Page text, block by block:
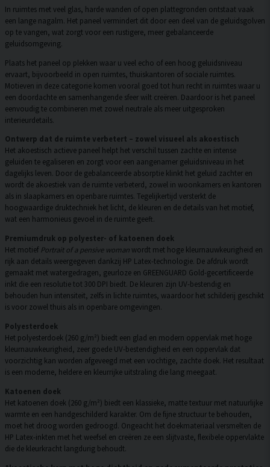
In ruimtes met veel glas, harde wanden of open plattegronden ontstaat vaak
een lange nagalm. Het paneel vermindert dit door een deel van de geluidsgolven
op te vangen, wat zorgt voor een rustigere, meer gebalanceerde
geluidsomgeving.
Plaats het paneel op plekken waar u veel echo of een hoog geluidsniveau
ervaart, bijvoorbeeld in open ruimtes, thuiskantoren of sociale ruimtes.
Motieven in deze categorie komen vooral goed tot hun recht in ruimtes waar u
een doordachte en samenhangende sfeer wilt creëren. Daardoor is het paneel
eenvoudig te combineren met zowel neutrale als meer uitgesproken
interieurdetails.
Ontwerp dat de ruimte verbetert – zowel visueel als akoestisch
Het akoestisch actieve paneel helpt het verschil tussen zachte en intense
geluiden te egaliseren en zorgt voor een aangenamer geluidsniveau in het
dagelijks leven. Door de gebalanceerde absorptie klinkt het geluid zachter en
wordt de akoestiek van de ruimte verbeterd, zowel in woonkamers en kantoren
als in slaapkamers en openbare ruimtes. Tegelijkertijd versterkt de
hoogwaardige druktechniek het licht, de kleuren en de details van het motief,
wat een harmonieus gevoel in de ruimte geeft.
Premiumdruk op polyester- of katoenen doek
Het motief Portrait of a pensive woman wordt met hoge kleurnauwkeurigheid en
rijk aan details weergegeven dankzij HP Latex-technologie. De afdruk wordt
gemaakt met watergedragen, geurloze en GREENGUARD Gold-gecertificeerde
inkt die een resolutie tot 300 DPI biedt. De kleuren zijn UV-bestendig en
behouden hun intensiteit, zelfs in lichte ruimtes, waardoor het schilderij geschikt
is voor zowel thuis als in openbare omgevingen.
Polyesterdoek
Het polyesterdoek (260 g/m²) biedt een glad en modern oppervlak met hoge
kleurnauwkeurigheid, zeer goede UV-bestendigheid en een oppervlak dat
voorzichtig kan worden afgeveegd met een vochtige, zachte doek. Het resultaat
is een moderne, heldere en kleurrijke uitstraling die lang meegaat.
Katoenen doek
Het katoenen doek (260 g/m²) biedt een klassieke, matte textuur met natuurlijke
warmte en een handgeschilderd karakter. Om de fijne structuur te behouden,
moet het droog worden gedroogd. Ongeacht het doekmateriaal versmelten de
HP Latex-inkten met het weefsel en creëren ze een slijtvaste, flexibele oppervlakte
die de kleurkracht langdurig behoudt.